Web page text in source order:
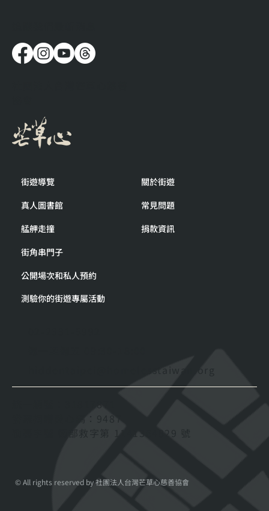
流浪時，人都在想些什麼呢？
街遊導覽
真人圖書館
艋舺走撞
街角串門子
公開場次和私人預約
測驗你的街遊專屬活動
關於街遊
常見問題
捐款資訊
© All rights reserved by 社團法人台灣芒草心慈善協會